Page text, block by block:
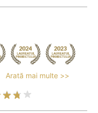
Arată mai multe >>